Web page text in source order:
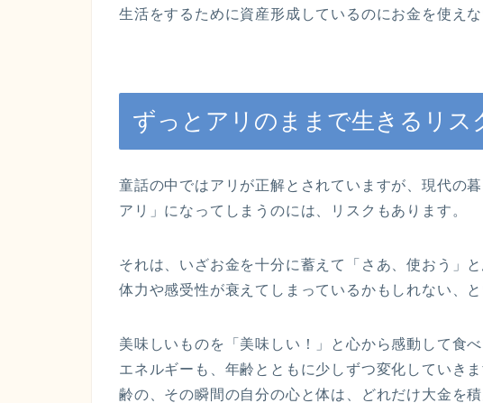
生活をするために資産形成しているのにお金を使え
ずっとアリのままで生きるリス
童話の中ではアリが正解とされていますが、現代の
アリ」になってしまうのには、リスクもあります。
それは、いざお金を十分に蓄えて「さあ、使おう」
体力や感受性が衰えてしまっているかもしれない、と
美味しいものを「美味しい！」と心から感動して食
エネルギーも、年齢とともに少しずつ変化していき
齢の、その瞬間の自分の心と体は、どれだけ大金を